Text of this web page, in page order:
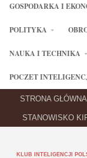
GOSPODARKA I
POLITYKA
NAUKA I TECHNIKA
POCZET
STRONA GŁÓWNA
STANOWISKO
KLUB INTELIGENCJI